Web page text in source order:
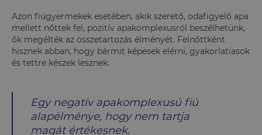
Azon fiúgyermekek esetében, akik szerető, odafigyelő apa
mellett nőttek fel, pozitív apakomplexusról beszélhetünk,
ők megélték az összetartozás élményét. Felnőttként
hisznek abban, hogy bármit képesek elérni, gyakorlatiasok
és tettre készek lesznek.
Egy negatív apakomplexusú fiú
alapélménye, hogy nem tartja
magát értékesnek.